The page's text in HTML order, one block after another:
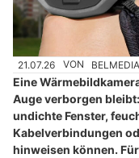
21.07.26 VON
Eine
Auge verborgen
undichte Fenster,
Kabelverbindungen
hinweisen können.